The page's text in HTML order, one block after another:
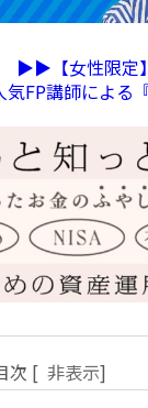
▶︎▶︎【女性限定
FP講師による
次 [ 非表示]